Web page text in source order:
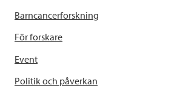
Barncancerforskning
För forskare
Event
Politik och påverkan